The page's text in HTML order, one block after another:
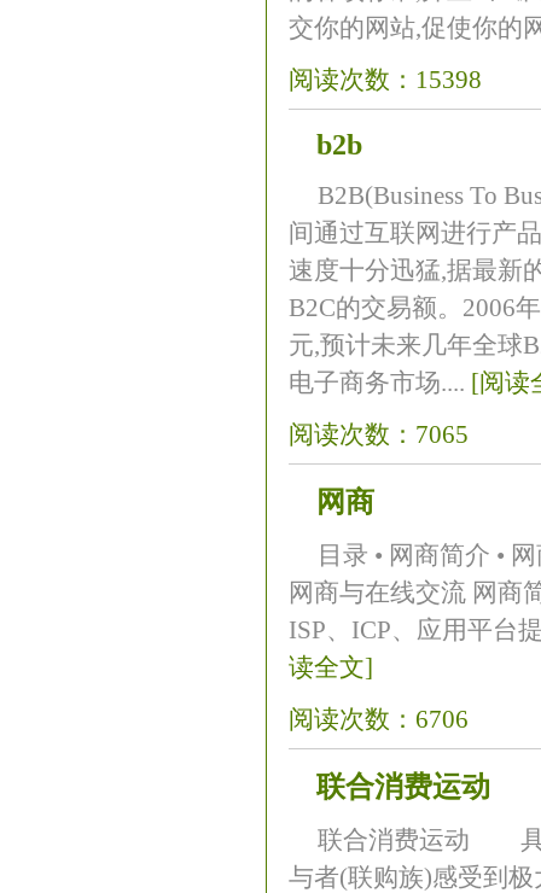
交你的网站,促使你的
阅读次数：15398
b2b
B2B(Business To
间通过互联网进行产
速度十分迅猛,据最新
B2C的交易额。2006
元,预计未来几年全球
电子商务市场.... [阅读
阅读次数：7065
网商
目录 • 网商简介 •
网商与在线交流 网
ISP、ICP、应用平台
读全文]
阅读次数：6706
联合消费运动
联合消费运动 具
与者(联购族)感受到